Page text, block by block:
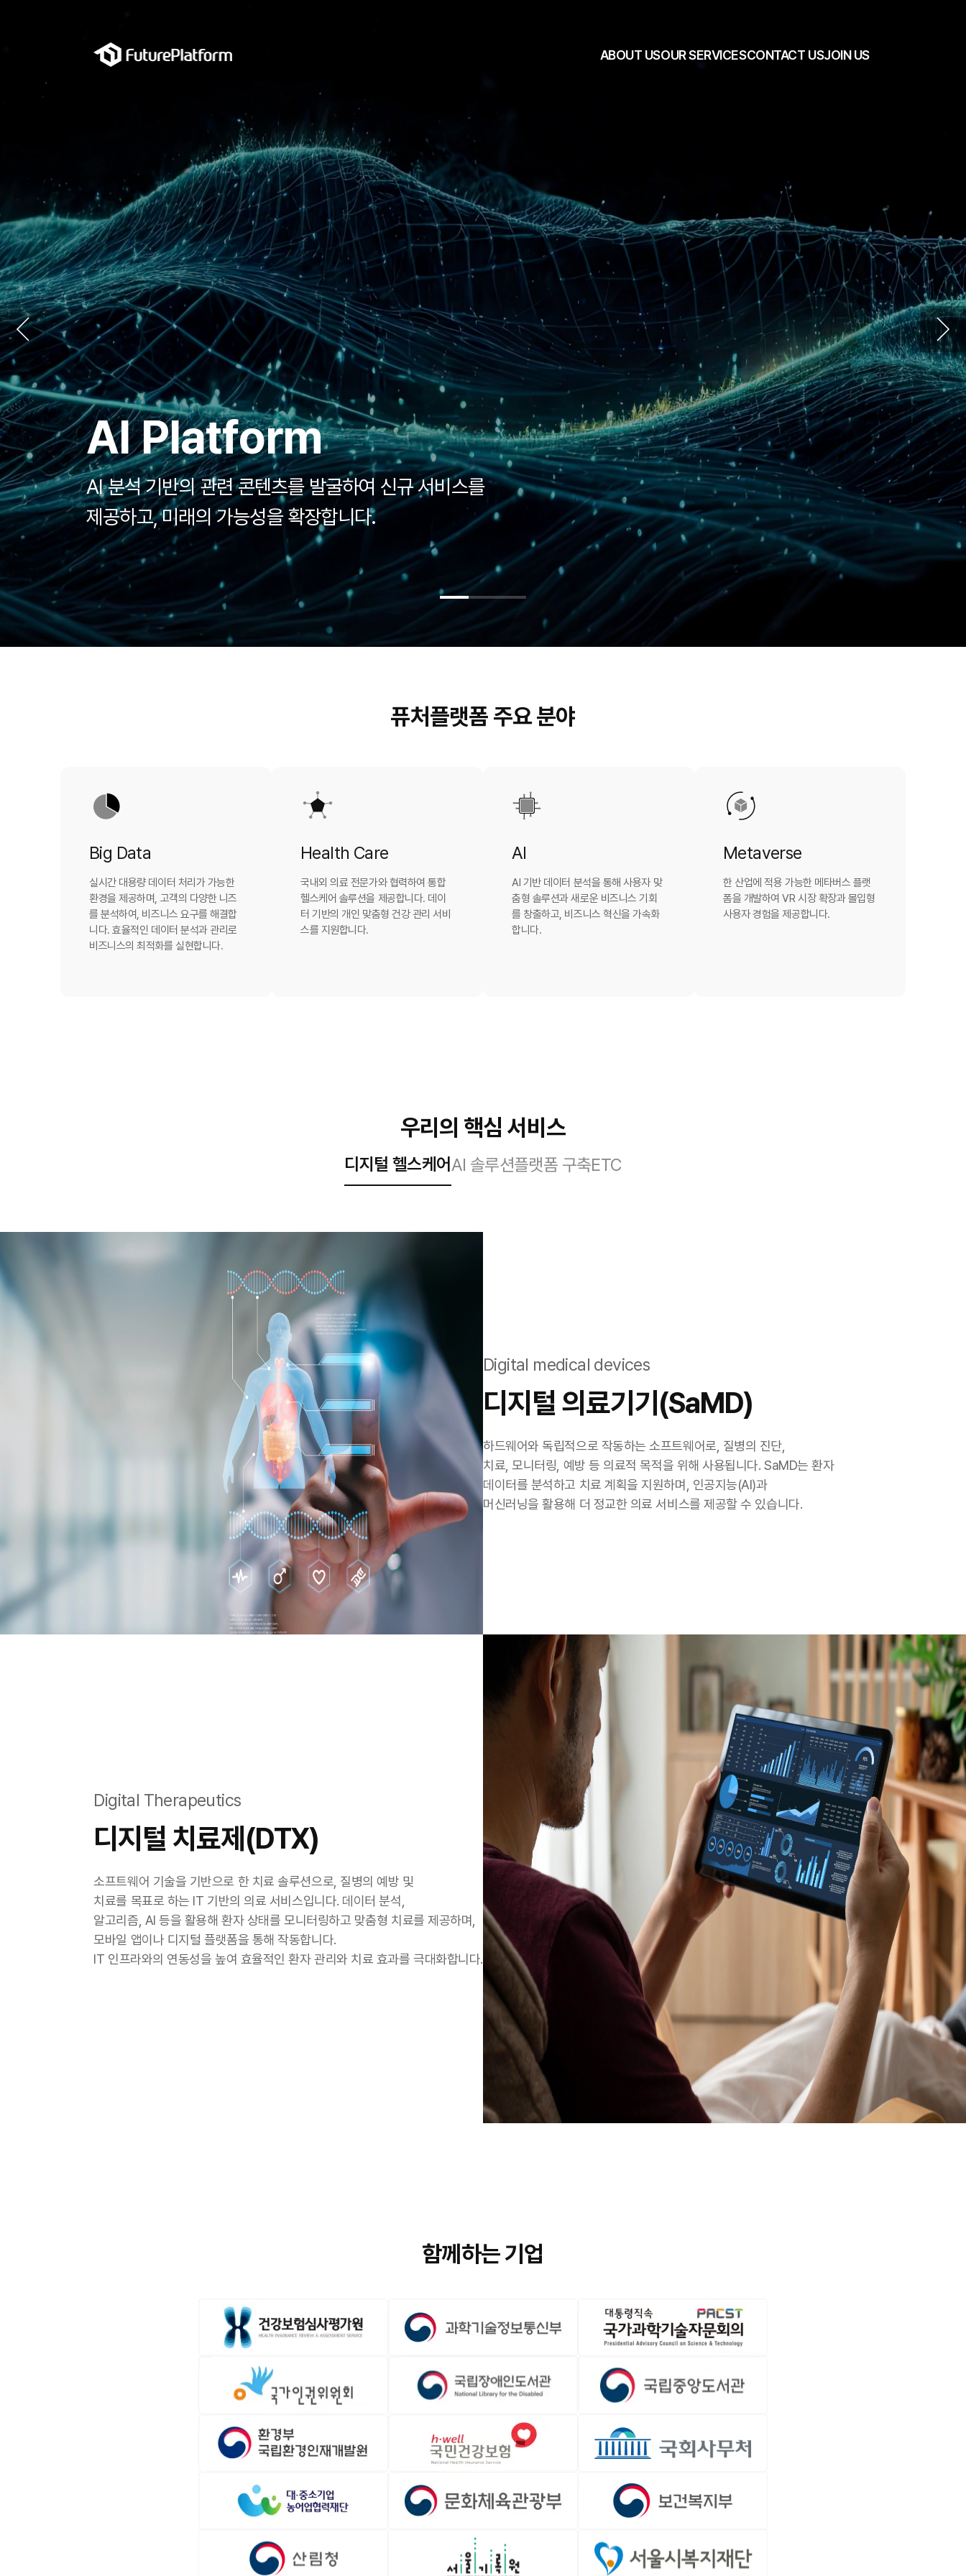
ABOUT USOUR SERVICESCONTACT USJOIN US
AI Platform
AI 분석 기반의 관련 콘텐츠를 발굴하여 신규 서비스를
제공하고, 미래의 가능성을 확장합니다.
Digital Healthcare
전문가들과 최상의 국내 및 해외 의료네트워크
Total Healthcare Service를 제공
AI Smart IoT Solutions
차세대 IoT로 더 나은 연결성과 효율성을 제공하며,
데이터 연결로 스마트한 생활을 실현가능합니다.
1 2 3
퓨처플랫폼 주요 분야
Big Data
실시간 대용량 데이터 처리가 가능한
환경을 제공하며, 고객의 다양한 니즈
를 분석하여, 비즈니스 요구를 해결합
니다. 효율적인 데이터 분석과 관리로
비즈니스의 최적화를 실현합니다.
Health Care
국내외 의료 전문가와 협력하여 통합
헬스케어 솔루션을 제공합니다. 데이
터 기반의 개인 맞춤형 건강 관리 서비
스를 지원합니다.
AI
AI 기반 데이터 분석을 통해 사용자 맞
춤형 솔루션과 새로운 비즈니스 기회
를 창출하고, 비즈니스 혁신을 가속화
합니다.
Metaverse
한 산업에 적용 가능한 메타버스 플랫
폼을 개발하여 VR 시장 확장과 몰입형
사용자 경험을 제공합니다.
우리의 핵심 서비스
디지털 헬스케어AI 솔루션플랫폼 구축ETC
Digital medical devices
디지털 의료기기(SaMD)
하드웨어와 독립적으로 작동하는 소프트웨어로, 질병의 진단,
치료, 모니터링, 예방 등 의료적 목적을 위해 사용됩니다. SaMD는 환자
데이터를 분석하고 치료 계획을 지원하며, 인공지능(AI)과
머신러닝을 활용해 더 정교한 의료 서비스를 제공할 수 있습니다.
Digital Therapeutics
디지털 치료제(DTX)
소프트웨어 기술을 기반으로 한 치료 솔루션으로, 질병의 예방 및
치료를 목표로 하는 IT 기반의 의료 서비스입니다. 데이터 분석,
알고리즘, AI 등을 활용해 환자 상태를 모니터링하고 맞춤형 치료를 제공하며,
모바일 앱이나 디지털 플랫폼을 통해 작동합니다.
IT 인프라와의 연동성을 높여 효율적인 환자 관리와 치료 효과를 극대화합니다.
함께하는 기업